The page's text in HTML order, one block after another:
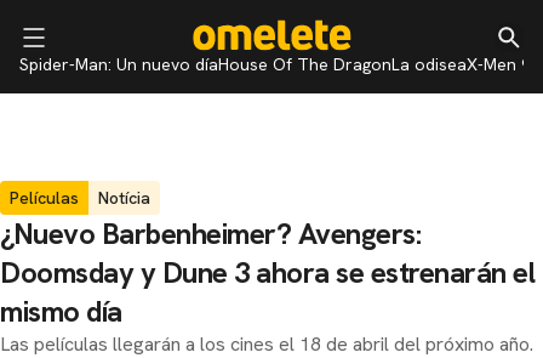
Spider-Man: Un nuevo díaHouse Of The DragonLa odiseaX-Men 97
Películas Notícia
¿Nuevo Barbenheimer? Avengers:
Doomsday y Dune 3 ahora se estrenarán el
mismo día
Las películas llegarán a los cines el 18 de abril del próximo año.